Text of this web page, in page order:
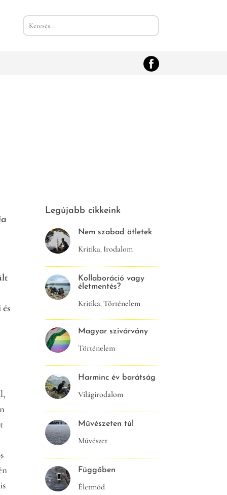
Legújabb cikkeink
Nem szabad ötletek
Kritika, Irodalom
Kollaboráció vagy
életmentés?
Kritika,Történelem
Magyar szivárvány
Történelem
Harminc év barátság
Világirodalom
Művészeten túl
Művészet
Függőben
Életmód